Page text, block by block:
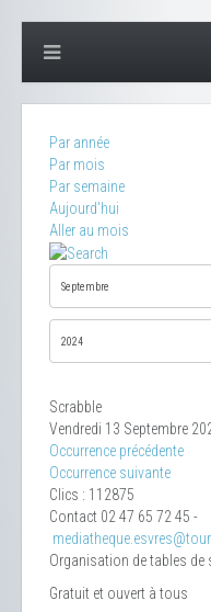
Par année
Par mois
Par semaine
Aujourd'hui
Aller au mois
Scrabble
Vendredi 13 Septembre
Occurrence précédente
Occurrence suivante
Clics : 112875
Contact 02 47 65 72 45 -
Organisation de tables de
Gratuit et ouvert à tous